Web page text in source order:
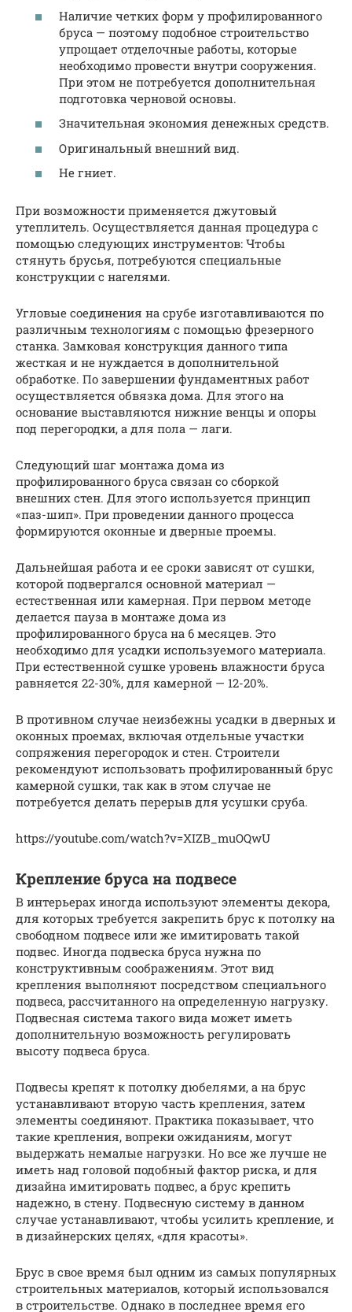
Наличие четких форм у профилированного
бруса — поэтому подобное строительство
упрощает отделочные работы, которые
необходимо провести внутри сооружения.
При этом не потребуется дополнительная
подготовка черновой основы.
Значительная экономия денежных средств.
Оригинальный внешний вид.
Не гниет.
При возможности применяется джутовый
утеплитель. Осуществляется данная процедура с
помощью следующих инструментов: Чтобы
стянуть брусья, потребуются специальные
конструкции с нагелями.
Угловые соединения на срубе изготавливаются по
различным технологиям с помощью фрезерного
станка. Замковая конструкция данного типа
жесткая и не нуждается в дополнительной
обработке. По завершении фундаментных работ
осуществляется обвязка дома. Для этого на
основание выставляются нижние венцы и опоры
под перегородки, а для пола — лаги.
Следующий шаг монтажа дома из
профилированного бруса связан со сборкой
внешних стен. Для этого используется принцип
«паз-шип». При проведении данного процесса
формируются оконные и дверные проемы.
Дальнейшая работа и ее сроки зависят от сушки,
которой подвергался основной материал —
естественная или камерная. При первом методе
делается пауза в монтаже дома из
профилированного бруса на 6 месяцев. Это
необходимо для усадки используемого материала.
При естественной сушке уровень влажности бруса
равняется 22-30%, для камерной — 12-20%.
В противном случае неизбежны усадки в дверных и
оконных проемах, включая отдельные участки
сопряжения перегородок и стен. Строители
рекомендуют использовать профилированный брус
камерной сушки, так как в этом случае не
потребуется делать перерыв для усушки сруба.
https://youtube.com/watch?v=XIZB_muOQwU
Крепление бруса на подвесе
В интерьерах иногда используют элементы декора,
для которых требуется закрепить брус к потолку на
свободном подвесе или же имитировать такой
подвес. Иногда подвеска бруса нужна по
конструктивным соображениям. Этот вид
крепления выполняют посредством специального
подвеса, рассчитанного на определенную нагрузку.
Подвесная система такого вида может иметь
дополнительную возможность регулировать
высоту подвеса бруса.
Подвесы крепят к потолку дюбелями, а на брус
устанавливают вторую часть крепления, затем
элементы соединяют. Практика показывает, что
такие крепления, вопреки ожиданиям, могут
выдержать немалые нагрузки. Но все же лучше не
иметь над головой подобный фактор риска, и для
дизайна имитировать подвес, а брус крепить
надежно, в стену. Подвесную систему в данном
случае устанавливают, чтобы усилить крепление, и
в дизайнерских целях, «для красоты».
Брус в свое время был одним из самых популярных
строительных материалов, который использовался
в строительстве. Однако в последнее время его